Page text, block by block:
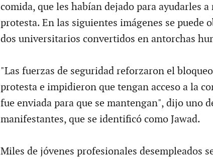
comida, que les habían dejado para ayudarles
protesta. En las siguientes imágenes se puede
dos universitarios convertidos en antorchas
"Las fuerzas de seguridad reforzaron el
protesta e impidieron que tengan acceso a la
fue enviada para que se mantengan", dijo uno
manifestantes, que se identificó como Jawad.
Miles de jóvenes profesionales desempleados